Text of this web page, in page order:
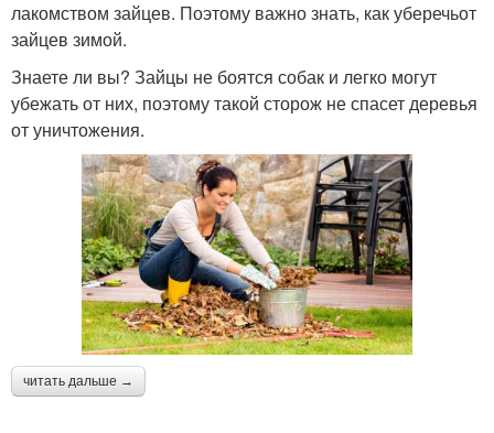
лакомством зайцев. Поэтому важно знать, как уберечьот
зайцев зимой.
Знаете ли вы? Зайцы не боятся собак и легко могут
убежать от них, поэтому такой сторож не спасет деревья
от уничтожения.
читать дальше →